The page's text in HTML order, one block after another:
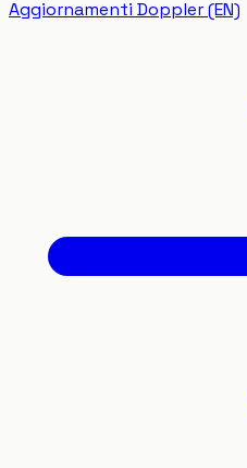
Aggiornamenti Doppler (EN)